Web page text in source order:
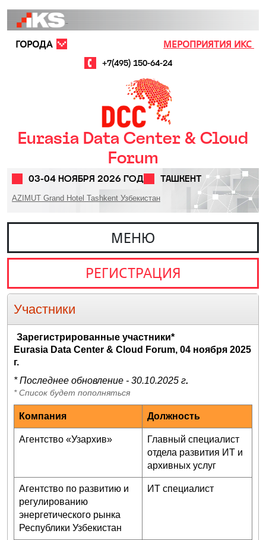
МЕРОПРИЯТИЯ ИКС
+7(495) 150-64-24
ГОРОДА
Eurasia Data Center & Cloud
Forum
03-04 НОЯБРЯ 2026 ГОД ТАШКЕНТ
AZIMUT Grand Hotel Tashkent Узбекистан
МЕНЮ
РЕГИСТРАЦИЯ
Участники
Зарегистрированные участники*
Eurasia Data Center & Cloud Forum, 04 ноября 2025
г.
* Последнее обновление - 30.10.2025 г.
* Список будет пополняться
Компания Должность
Агентство «Узархив»
Главный специалист
отдела развития ИТ и
архивных услуг
Агентство по развитию и
регулированию
энергетического рынка
Республики Узбекистан
ИТ специалист